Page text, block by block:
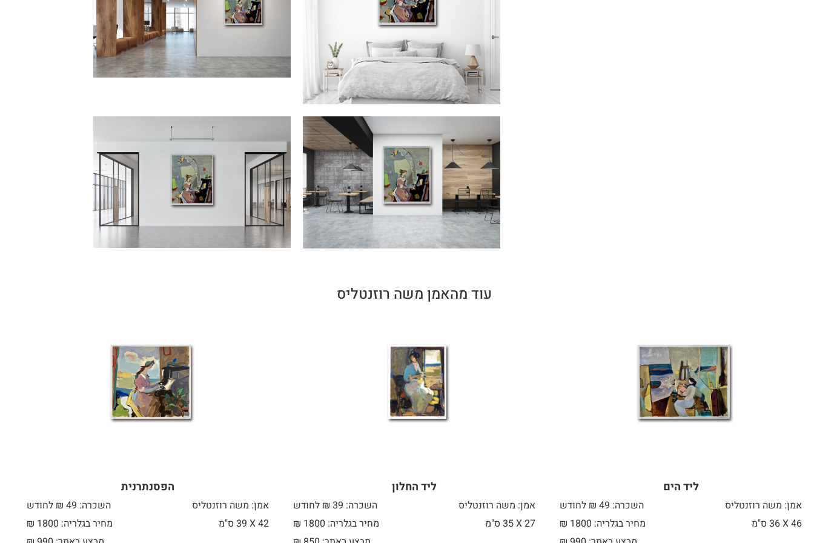
עוד מהאמן משה רוזנטליס
ליד הים
אמן: משה רוזנטליס
השכרה: 49 ₪ לחודש
46 X
מחיר בגלריה: 1800 ₪
ליד החלון
אמן: משה רוזנטליס
השכרה: 39 ₪ לחודש
27 X
מחיר בגלריה: 1800 ₪
הפסנתרנית
אמן: משה רוזנטליס
השכרה: 49 ₪ לחודש
42 X
מחיר בגלריה: 1800 ₪